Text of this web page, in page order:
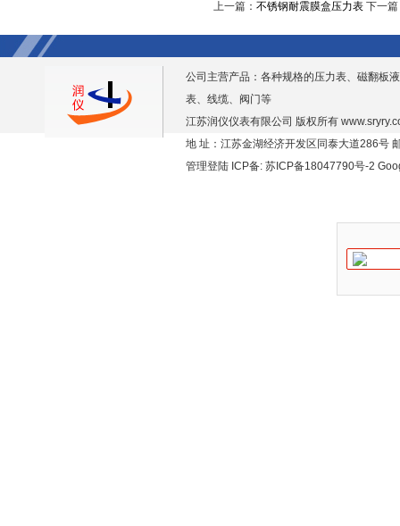
上一篇： 不锈钢耐震膜盒压力表 下一
公司主营产品：各种规格的压力表、磁翻板
表、线缆、阀门等
江苏润仪仪表有限公司 版权所有
地 址：江苏金湖经济开发区同泰大道286号
管理登陆 ICP备: 苏ICP备18047790号-2